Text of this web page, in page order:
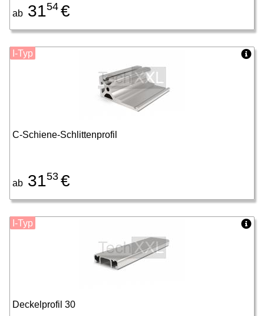
ab 3154 €
C-Schiene-Schlittenprofil
ab 3153 €
I-Typ
Deckelprofil 30
I-Typ